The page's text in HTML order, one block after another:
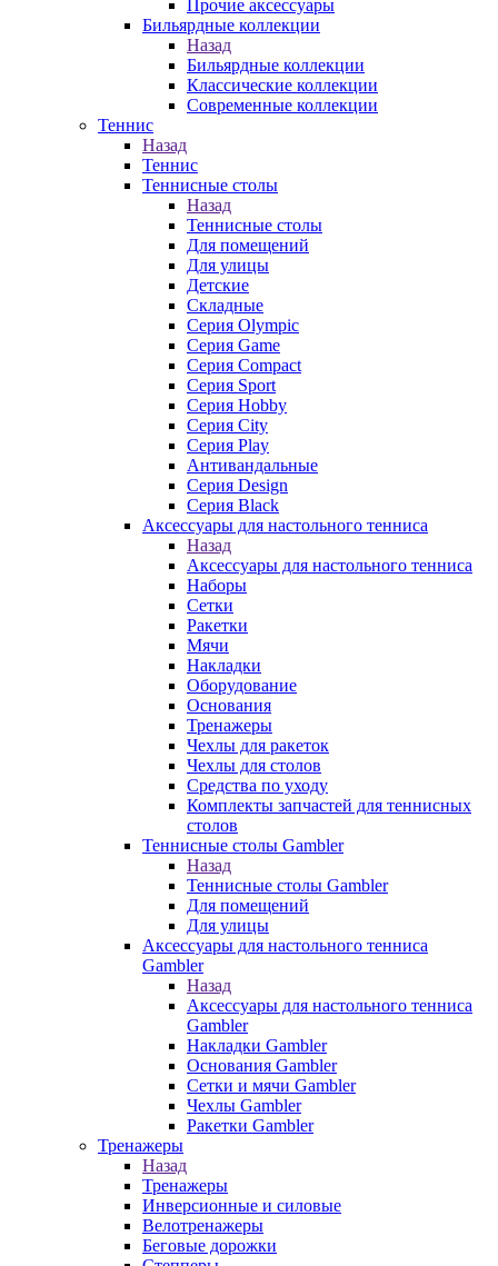
Прочие аксессуары
Бильярдные коллекции
Назад
Бильярдные коллекции
Классические коллекции
Современные коллекции
Теннис
Назад
Теннис
Теннисные столы
Назад
Теннисные столы
Для помещений
Для улицы
Детские
Складные
Серия Olympic
Серия Game
Серия Compact
Серия Sport
Серия Hobby
Серия City
Серия Play
Антивандальные
Серия Design
Серия Black
Аксессуары для настольного тенниса
Назад
Аксессуары для настольного тенниса
Наборы
Сетки
Ракетки
Мячи
Накладки
Оборудование
Основания
Тренажеры
Чехлы для ракеток
Чехлы для столов
Средства по уходу
Комплекты запчастей для теннисных
столов
Теннисные столы Gambler
Назад
Теннисные столы Gambler
Для помещений
Для улицы
Аксессуары для настольного тенниса
Gambler
Назад
Аксессуары для настольного тенниса
Gambler
Накладки Gambler
Основания Gambler
Сетки и мячи Gambler
Чехлы Gambler
Ракетки Gambler
Тренажеры
Назад
Тренажеры
Инверсионные и силовые
Велотренажеры
Беговые дорожки